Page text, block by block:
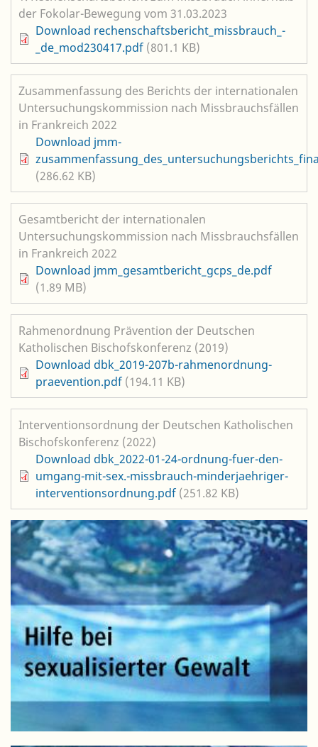
der Fokolar-Bewegung vom 31.03.2023
DateiDownload rechenschaftsbericht_missbrauch_-
_de_mod230417.pdf (801.1 KB)
Zusammenfassung des Berichts der internationalen
Untersuchungskommission nach Missbrauchsfällen
in Frankreich 2022
DateiDownload jmm-
(286.62 KB)
Gesamtbericht der internationalen
Untersuchungskommission nach Missbrauchsfällen
in Frankreich 2022
DateiDownload jmm_gesamtbericht_gcps_de.pdf
(1.89 MB)
Rahmenordnung Prävention der Deutschen
Katholischen Bischofskonferenz (2019)
DateiDownload dbk_2019-207b-rahmenordnung-
praevention.pdf (194.11 KB)
Interventionsordnung der Deutschen Katholischen
Bischofskonferenz (2022)
DateiDownload dbk_2022-01-24-ordnung-fuer-den-
umgang-mit-sex.-missbrauch-minderjaehriger-
interventionsordnung.pdf (251.82 KB)